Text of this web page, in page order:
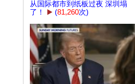
从国际都市到纸板过夜 深圳塌
了！
▶️ (81,260次)